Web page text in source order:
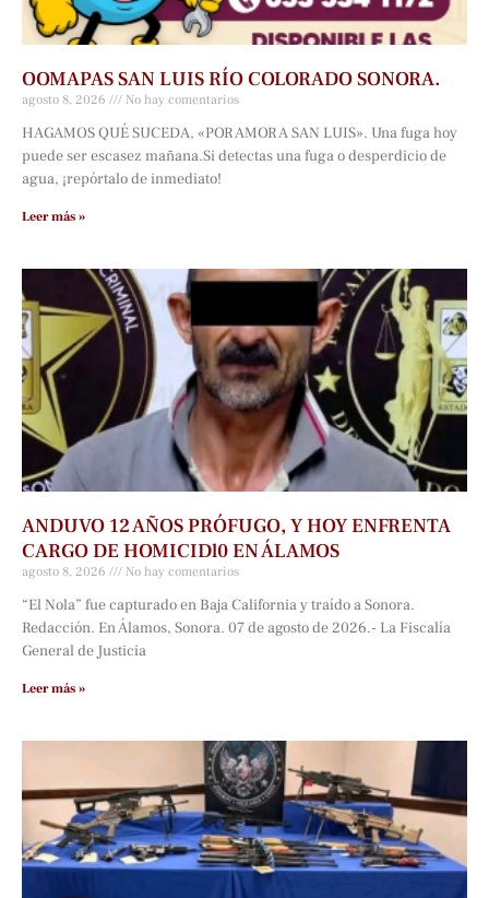
OOMAPAS SAN LUIS RÍO COLORADO SONORA.
agosto 8, 2026 No hay comentarios
HAGAMOS QUÉ SUCEDA, «POR AMOR A SAN LUIS». Una fuga hoy
puede ser escasez mañana.Si detectas una fuga o desperdicio de
agua, ¡repórtalo de inmediato!
Leer más »
ANDUVO 12 AÑOS PRÓFUGO, Y HOY ENFRENTA
CARGO DE HOMICIDl0 EN ÁLAMOS
agosto 8, 2026 No hay comentarios
“El Nola” fue capturado en Baja California y traído a Sonora.
Redacción. En Álamos, Sonora. 07 de agosto de 2026.- La Fiscalía
General de Justicia
Leer más »